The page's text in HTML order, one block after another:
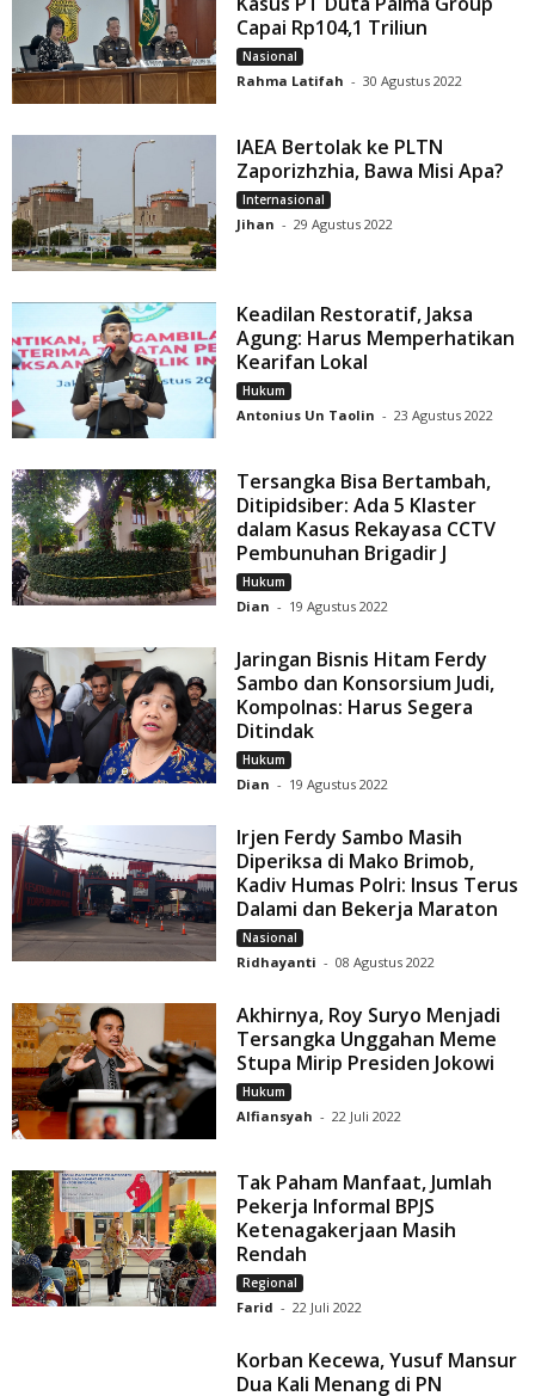
Capai Rp104,1 Triliun
Nasional
Rahma Latifah - 30 Agustus 2022
IAEA Bertolak ke PLTN
Zaporizhzhia, Bawa Misi Apa?
Internasional
Jihan - 29 Agustus 2022
Keadilan Restoratif, Jaksa
Agung: Harus Memperhatikan
Kearifan Lokal
Hukum
Antonius Un Taolin - 23 Agustus 2022
Tersangka Bisa Bertambah,
Ditipidsiber: Ada 5 Klaster
dalam Kasus Rekayasa CCTV
Pembunuhan Brigadir J
Hukum
Dian - 19 Agustus 2022
Jaringan Bisnis Hitam Ferdy
Sambo dan Konsorsium Judi,
Kompolnas: Harus Segera
Ditindak
Hukum
Dian - 19 Agustus 2022
Irjen Ferdy Sambo Masih
Diperiksa di Mako Brimob,
Kadiv Humas Polri: Insus Terus
Dalami dan Bekerja Maraton
Nasional
Ridhayanti - 08 Agustus 2022
Akhirnya, Roy Suryo Menjadi
Tersangka Unggahan Meme
Stupa Mirip Presiden Jokowi
Hukum
Alfiansyah - 22 Juli 2022
Tak Paham Manfaat, Jumlah
Pekerja Informal BPJS
Ketenagakerjaan Masih
Rendah
Regional
Farid - 22 Juli 2022
Korban Kecewa, Yusuf Mansur
Dua Kali Menang di PN